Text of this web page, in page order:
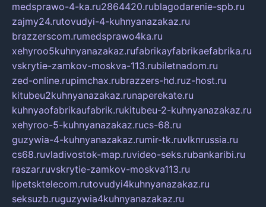
medsprawo-4-ka.ru2864420.rublagodarenie-spb.ru
zajmy24.rutovudyi-4-kuhnyanazakaz.ru
brazzerscom.rumedsprawo4ka.ru
xehyroo5kuhnyanazakaz.rufabrikayfabrikaefabrika.ru
vskrytie-zamkov-moskva-113.rubiletnadom.ru
zed-online.rupimchax.rubrazzers-hd.ruz-host.ru
kitubeu2kuhnyanazakaz.runaperekate.ru
kuhnyaofabrikaufabrik.rukitubeu-2-kuhnyanazakaz.ru
xehyroo-5-kuhnyanazakaz.rucs-68.ru
guzywia-4-kuhnyanazakaz.rumir-tk.ruvlknrussia.ru
cs68.ruvladivostok-map.ruvideo-seks.rubankaribi.ru
raszar.ruvskrytie-zamkov-moskva113.ru
lipetsktelecom.rutovudyi4kuhnyanazakaz.ru
seksuzb.ruguzywia4kuhnyanazakaz.ru